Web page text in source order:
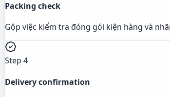
Packing check
Gộp việc kiểm tra đóng gói kiện hàng và
Step 4
Delivery confirmation